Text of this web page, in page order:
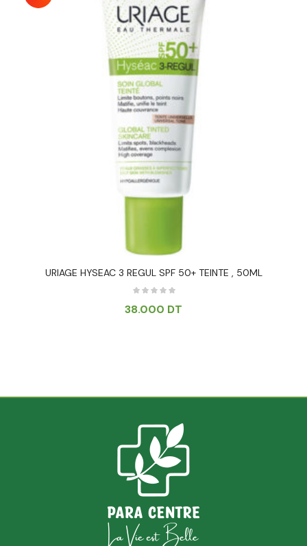
URIAGE HYSEAC 3 REGUL SPF 50+ TEINTE , 50ML
38.000 DT